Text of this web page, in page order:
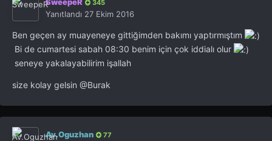
345
Yanıtlandı 27 Ekim 2016
Ben geçen ay muayeneye gittiğimden bakımı yaptırmıştım
Bi de cumartesi sabah 08:30 benim için çok iddialı olur
seneye yakalayabilirim işallah
size kolay gelsin @Burak
Av.Oguzhan 77